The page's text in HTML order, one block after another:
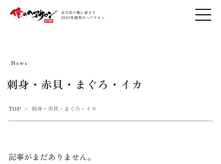
News
刺身・赤貝・まぐろ・イカ
TOP > 刺身・赤貝・まぐろ・イカ
記事がまだありません。